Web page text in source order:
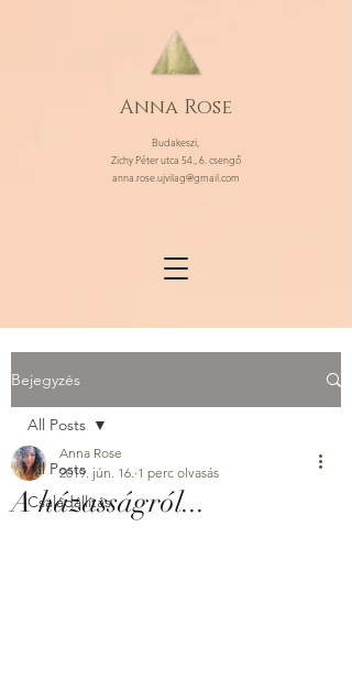
Anna Rose
Budakeszi,
Zichy Péter utca 54., 6. csengő
anna.rose.ujvilag@gmail.com
Bejegyzés
All Posts
Családállítás
All Posts
A házasságról...
Anna Rose
2019. jún. 16. 1 perc olvasás